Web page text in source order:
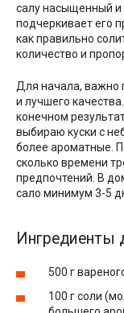
салу насыщенный и
подчеркивает его
как правильно
количество и
Для начала, важно
и лучшего
конечном
выбираю куски с
более ароматные.
сколько времени
предпочтений. В
сало минимум 3-5
Ингредиенты
500 г
100 г соли